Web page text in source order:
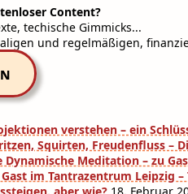
Content?
techische Gimmicks...
und regelmäßigen,
verstehen – ein
Squirten, Freudenfluss –
Dynamische Meditation – zu
Gast im Tantrazentrum Leipzig
aber wie? 18. Februar